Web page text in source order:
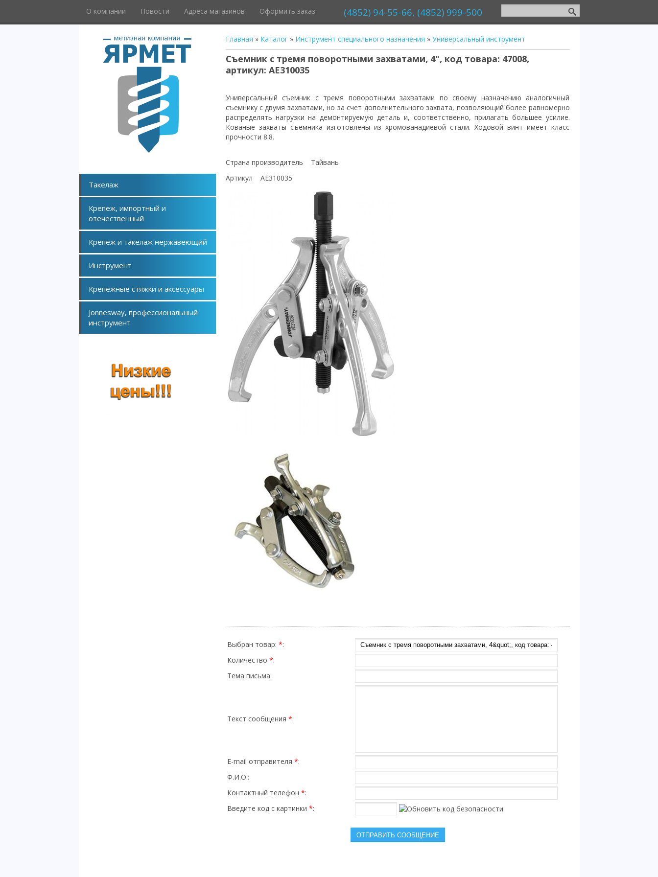
О компании Новости Адреса магазинов Оформить заказ (4852) 94-55-66, (4852) 999-500
Главная » Каталог» Инструмент специального назначения » Универсальный инструмент
Съемник с тремя поворотными захватами, 4", код товара: 47008,
артикул: AE310035
Универсальный съемник с тремя поворотными захватами по своему назначению аналогичный
съемнику с двумя захватами, но за счет дополнительного захвата, позволяющий более равномерно
распределять нагрузки на демонтируемую деталь и, соответственно, прилагать большее усилие.
Кованые захваты съемника изготовлены из хромованадиевой стали. Ходовой винт имеет класс
прочности 8.8.
Страна производитель Тайвань
Артикул AE310035
Выбран товар: *:
Количество *:
Тема письма:
Текст сообщения *:
E-mail отправителя *:
Ф.И.О.:
Контактный телефон *:
Введите код с картинки *:
Такелаж
Крепеж, импортный и
отечественный
Крепеж и такелаж нержавеющий
Инструмент
Крепежные стяжки и аксессуары
Jonnesway, профессиональный
инструмент